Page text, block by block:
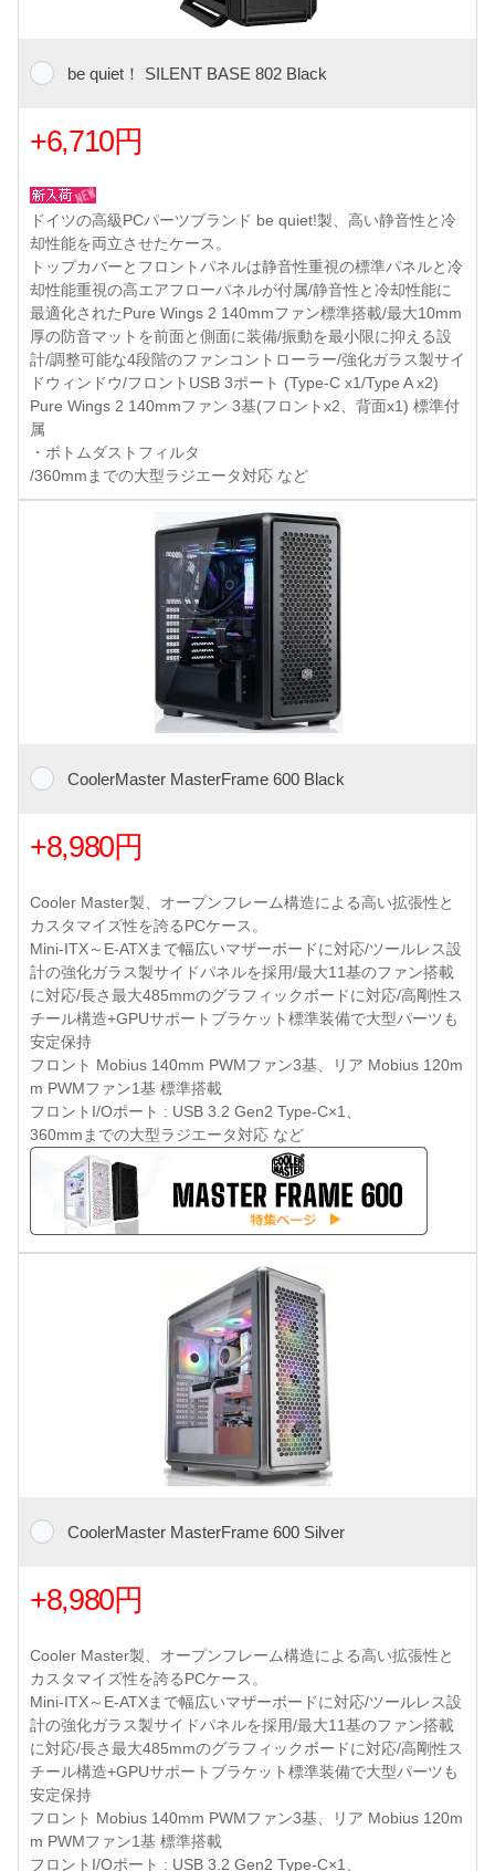
be quiet！ SILENT BASE 802 Black
+6,710円
ドイツの高級PCパーツブランド be quiet!製、高い静音性と冷
却性能を両立させたケース。
トップカバーとフロントパネルは静音性重視の標準パネルと冷
却性能重視の高エアフローパネルが付属/静音性と冷却性能に
最適化されたPure Wings 2 140mmファン標準搭載/最大10mm
厚の防音マットを前面と側面に装備/振動を最小限に抑える設
計/調整可能な4段階のファンコントローラー/強化ガラス製サイ
ドウィンドウ/フロントUSB 3ポート (Type-C x1/Type A x2)
Pure Wings 2 140mmファン 3基(フロントx2、背面x1) 標準付
属
・ボトムダストフィルタ
/360mmまでの大型ラジエータ対応 など
CoolerMaster MasterFrame 600 Black
+8,980円
Cooler Master製、オープンフレーム構造による高い拡張性と
カスタマイズ性を誇るPCケース。
Mini-ITX～E-ATXまで幅広いマザーボードに対応/ツールレス設
計の強化ガラス製サイドパネルを採用/最大11基のファン搭載
に対応/長さ最大485mmのグラフィックボードに対応/高剛性ス
チール構造+GPUサポートブラケット標準装備で大型パーツも
安定保持
フロント Mobius 140mm PWMファン3基、リア Mobius 120m
m PWMファン1基 標準搭載
フロントI/Oポート : USB 3.2 Gen2 Type-C×1、
360mmまでの大型ラジエータ対応 など
CoolerMaster MasterFrame 600 Silver
+8,980円
Cooler Master製、オープンフレーム構造による高い拡張性と
カスタマイズ性を誇るPCケース。
Mini-ITX～E-ATXまで幅広いマザーボードに対応/ツールレス設
計の強化ガラス製サイドパネルを採用/最大11基のファン搭載
に対応/長さ最大485mmのグラフィックボードに対応/高剛性ス
チール構造+GPUサポートブラケット標準装備で大型パーツも
安定保持
フロント Mobius 140mm PWMファン3基、リア Mobius 120m
m PWMファン1基 標準搭載
フロントI/Oポート : USB 3.2 Gen2 Type-C×1、